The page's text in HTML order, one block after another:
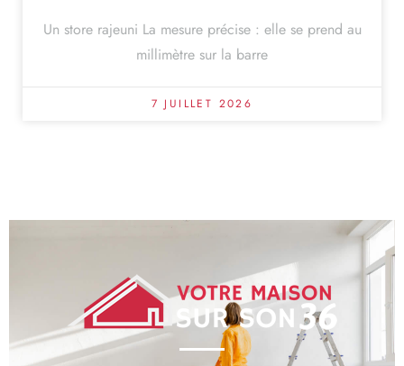
Un store rajeuni La mesure précise : elle se prend au
millimètre sur la barre
7 JUILLET 2026